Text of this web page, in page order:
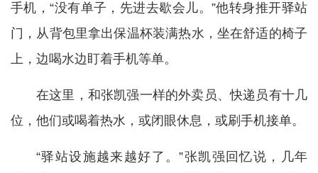
手机，“没有单子，先进去歇会儿。”他转身推开驿站
门，从背包里拿出保温杯装满热水，坐在舒适的椅子
上，边喝水边盯着手机等单。
在这里，和张凯强一样的外卖员、快递员有十几
位，他们或喝着热水，或闭眼休息，或刷手机接单。
“驿站设施越来越好了。”张凯强回忆说，几年